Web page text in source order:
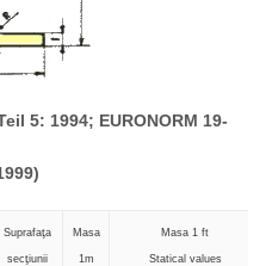
5: 1994; EURONORM 19-
Suprafaţa
secţiunii
Masa
1m
Masa 1 ft
Statical values